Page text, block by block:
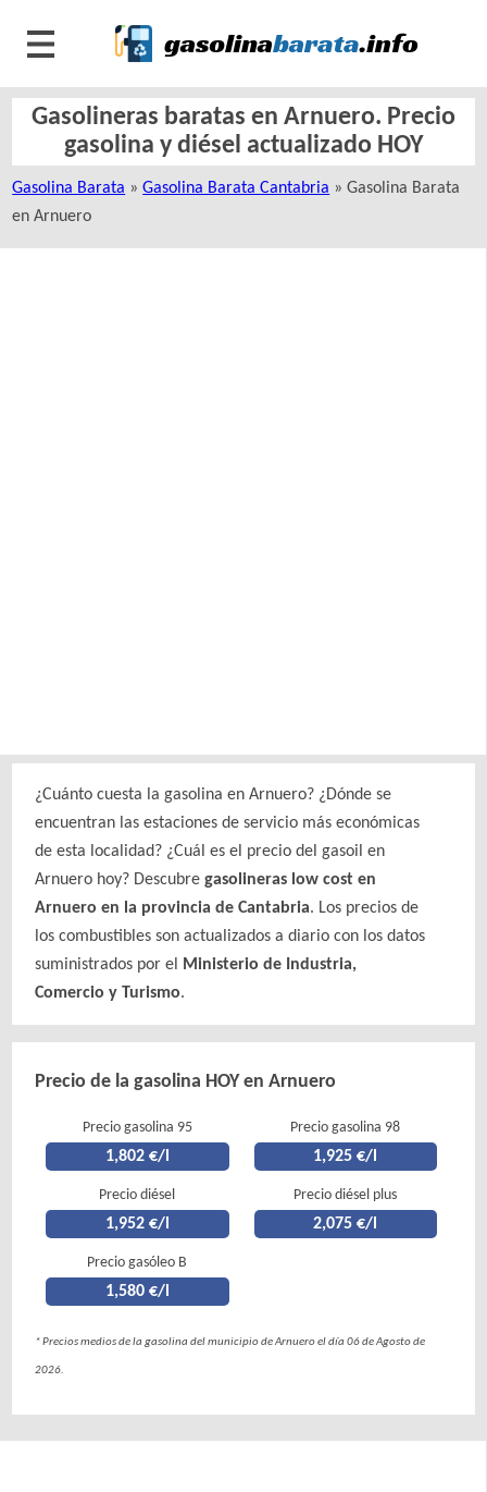
Gasolineras baratas en Arnuero. Precio
gasolina y diésel actualizado HOY
Gasolina Barata »Gasolina Barata Cantabria » Gasolina Barata
en Arnuero
¿Cuánto cuesta la gasolina en Arnuero? ¿Dónde se
encuentran las estaciones de servicio más económicas
de esta localidad? ¿Cuál es el precio del gasoil en
Arnuero hoy? Descubregasolineras low cost en
Arnuero en la provincia de Cantabria. Los precios de
los combustibles son actualizados a diario con los datos
suministrados por el
Ministerio de Industria,
Comercio y Turismo.
Precio de la gasolina HOY en Arnuero
Precio gasolina 95
1,802 €/l
Precio gasolina 98
1,925 €/l
Precio diésel
1,952 €/l
Precio diésel plus
2,075 €/l
Precio gasóleo B
1,580 €/l
* Precios medios de la gasolina del municipio de Arnuero el día 06 de Agosto de
2026.